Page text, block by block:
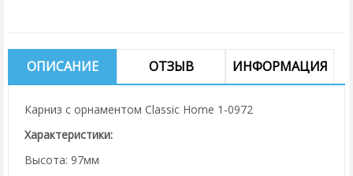
ОПИСАНИЕ ОТЗЫВ ИНФОРМАЦИЯ
Карниз с орнаментом Classic Home 1-0972
Характеристики:
Высота: 97мм